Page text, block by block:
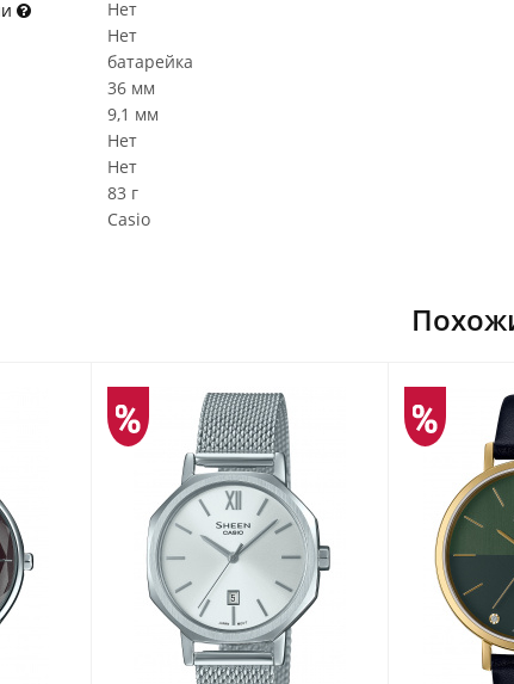
Нет
Нет
батарейка
36 мм
9,1 мм
Нет
Нет
83 г
Casio